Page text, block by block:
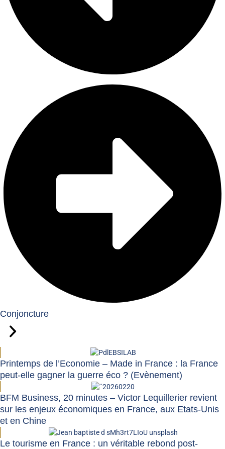
Conjoncture
Printemps de l’Economie – Made in France : la France
peut-elle gagner la guerre éco ? (Evènement)
BFM Business, 20 minutes – Victor Lequillerier revient
sur les enjeux économiques en France, aux Etats-Unis
et en Chine
Le tourisme en France : un véritable rebond post-